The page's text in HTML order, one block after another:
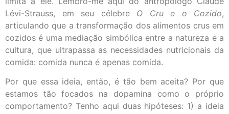
Lévi-Strauss, em seu célebre O Cru e o Cozido,
articulando que a transformação dos alimentos crus em
cozidos é uma mediação simbólica entre a natureza e a
cultura, que ultrapassa as necessidades nutricionais da
comida: comida nunca é apenas comida.
Por que essa ideia, então, é tão bem aceita? Por que
estamos tão focados na dopamina como o próprio
comportamento? Tenho aqui duas hipóteses: 1) a ideia